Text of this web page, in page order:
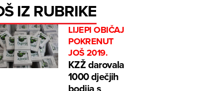
IZ RUBRIKE
LIJEPI OBIČAJ
POKRENUT
JOŠ 2019.
KZŽ darovala
1000 dječjih